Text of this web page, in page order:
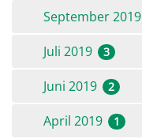
September 2019
Juli 2019 3
Juni 2019 2
April 2019 1